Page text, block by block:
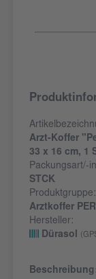
Arzt-Koffer
33 x 16 cm, 1
Packungsart/-
STCK
Produktgruppe:
Arztkoffer
Hersteller:
Dürasol